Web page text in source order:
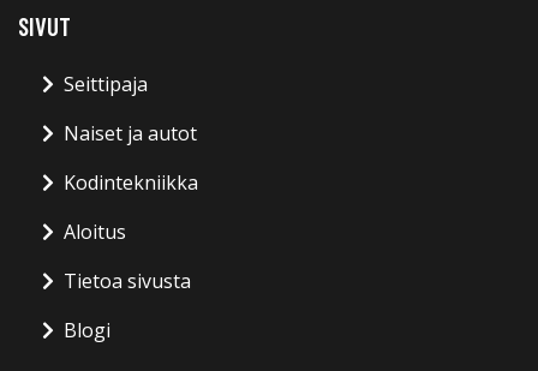
SIVUT
Seittipaja
Naiset ja autot
Kodintekniikka
Aloitus
Tietoa sivusta
Blogi